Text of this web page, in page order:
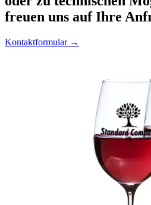
freuen uns auf Ihre
Kontaktformular →